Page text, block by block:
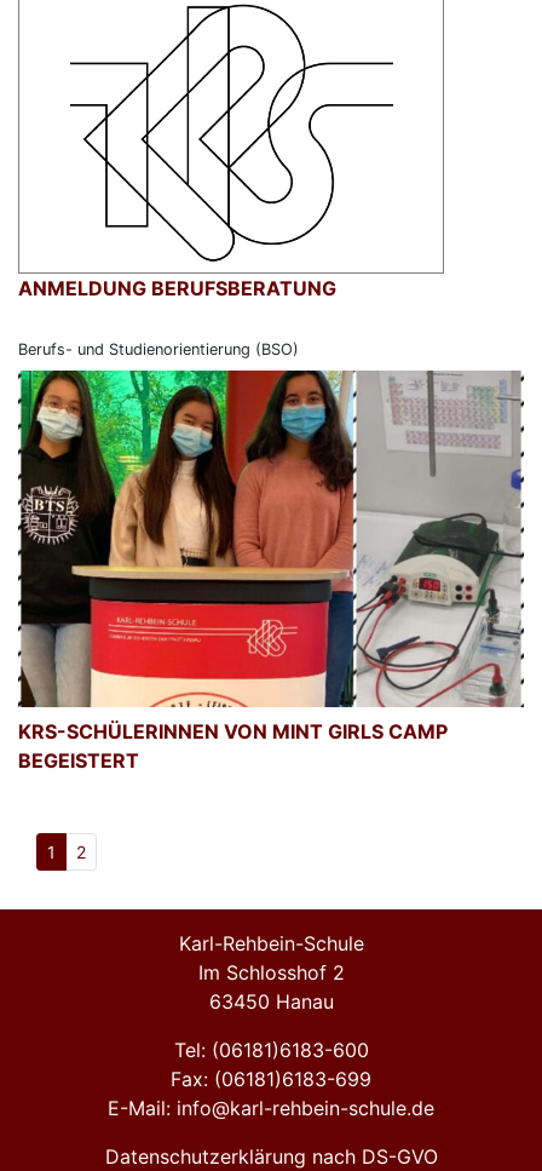
ANMELDUNG BERUFSBERATUNG
Berufs- und Studienorientierung (BSO)
KRS-SCHÜLERINNEN VON MINT GIRLS CAMP
BEGEISTERT
1 2
Karl-Rehbein-Schule
Im Schlosshof 2
63450 Hanau
Tel: (06181)6183-600
Fax: (06181)6183-699
E-Mail: info@karl-rehbein-schule.de
Datenschutzerklärung nach DS-GVO